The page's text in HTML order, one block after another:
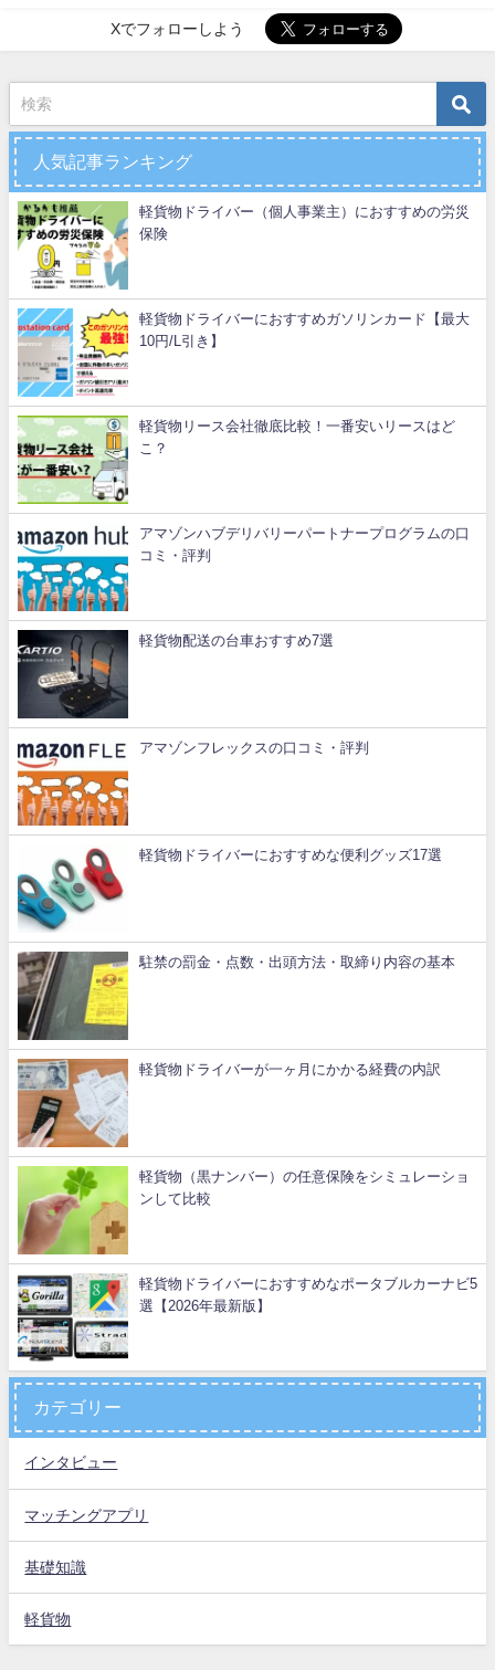
Xでフォローしよう
人気記事ランキング
軽貨物ドライバー（個人事業主）におすすめの労災
保険
軽貨物ドライバーにおすすめガソリンカード【最大
10円/L引き】
軽貨物リース会社徹底比較！一番安いリースはど
こ？
アマゾンハブデリバリーパートナープログラムの口
コミ・評判
軽貨物配送の台車おすすめ7選
アマゾンフレックスの口コミ・評判
軽貨物ドライバーにおすすめな便利グッズ17選
駐禁の罰金・点数・出頭方法・取締り内容の基本
軽貨物ドライバーが一ヶ月にかかる経費の内訳
軽貨物（黒ナンバー）の任意保険をシミュレーショ
ンして比較
軽貨物ドライバーにおすすめなポータブルカーナビ5
選【2026年最新版】
カテゴリー
インタビュー
マッチングアプリ
基礎知識
軽貨物